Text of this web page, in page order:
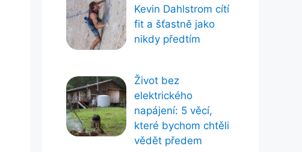
Kevin Dahlstrom cítí
fit a šťastně jako
nikdy předtím
Život bez
elektrického
napájení: 5 věcí,
které bychom chtěli
vědět předem